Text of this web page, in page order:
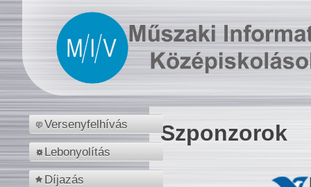
Versenyfelhívás
Lebonyolítás
Díjazás
Szponzorok